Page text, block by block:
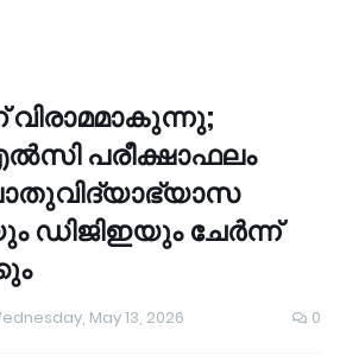
വിരാമമാകുന്നു;
പരീക്ഷാഫലം
ഡിജിഇയും ചേർന്ന്
May 13, 2026 0